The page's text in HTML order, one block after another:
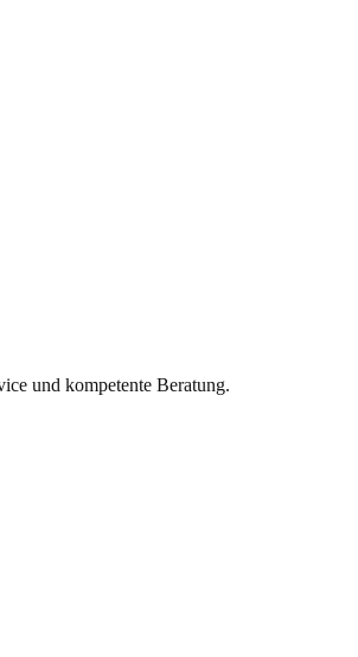
und kompetente Beratung.